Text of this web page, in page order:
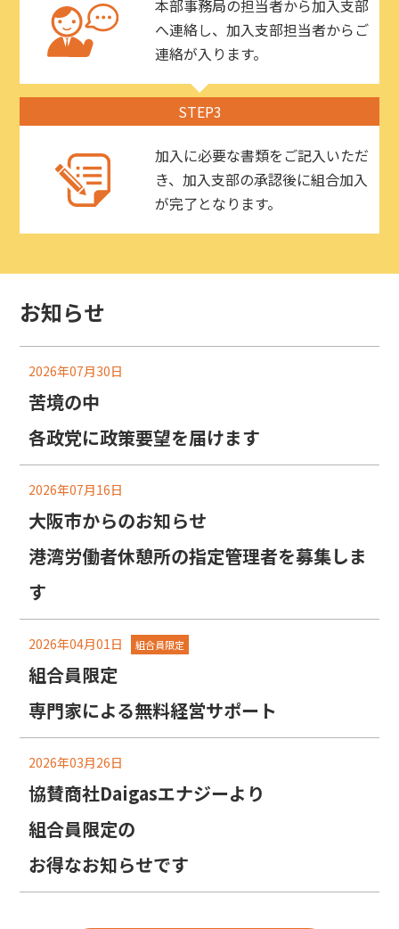
本部事務局の担当者から加入支部
へ連絡し、加入支部担当者からご
連絡が入ります。
STEP3
加入に必要な書類をご記入いただ
き、加入支部の承認後に組合加入
が完了となります。
お知らせ
2026年07月30日
苦境の中
各政党に政策要望を届けます
2026年07月16日
大阪市からのお知らせ
港湾労働者休憩所の指定管理者を募集しま
す
2026年04月01日 組合員限定
組合員限定
専門家による無料経営サポート
2026年03月26日
協賛商社Daigasエナジーより
組合員限定の
お得なお知らせです